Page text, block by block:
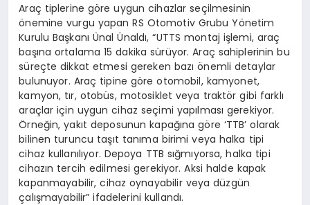
Araç tiplerine göre uygun cihazlar seçilmesinin
önemine vurgu yapan RS Otomotiv Grubu Yönetim
Kurulu Başkanı Ünal Ünaldı, “UTTS montaj işlemi, araç
başına ortalama 15 dakika sürüyor. Araç sahiplerinin bu
süreçte dikkat etmesi gereken bazı önemli detaylar
bulunuyor. Araç tipine göre otomobil, kamyonet,
kamyon, tır, otobüs, motosiklet veya traktör gibi farklı
araçlar için uygun cihaz seçimi yapılması gerekiyor.
Örneğin, yakıt deposunun kapağına göre ‘TTB’ olarak
bilinen turuncu taşıt tanıma birimi veya halka tipi
cihaz kullanılıyor. Depoya TTB sığmıyorsa, halka tipi
cihazın tercih edilmesi gerekiyor. Aksi halde kapak
kapanmayabilir, cihaz oynayabilir veya düzgün
çalışmayabilir” ifadelerini kullandı.